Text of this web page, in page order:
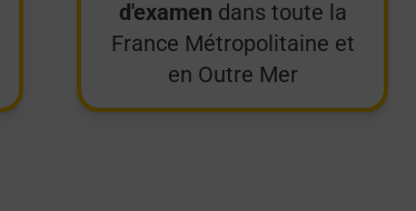
d'examen dans toute la
France Métropolitaine et
en Outre Mer